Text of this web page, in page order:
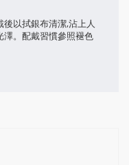
以拭銀布清潔,沾上人
澤。配戴習慣參照褪色